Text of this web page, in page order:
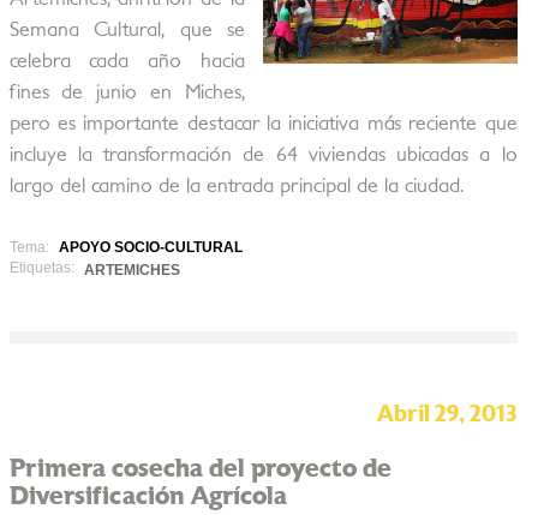
Semana Cultural, que se
celebra cada año hacia
fines de junio en Miches,
pero es importante destacar la iniciativa más reciente que
incluye la transformación de 64 viviendas ubicadas a lo
largo del camino de la entrada principal de la ciudad.
Tema:
APOYO SOCIO-CULTURAL
Etiquetas:
ARTEMICHES
Abril 29, 2013
Primera cosecha del proyecto de
Diversificación Agrícola